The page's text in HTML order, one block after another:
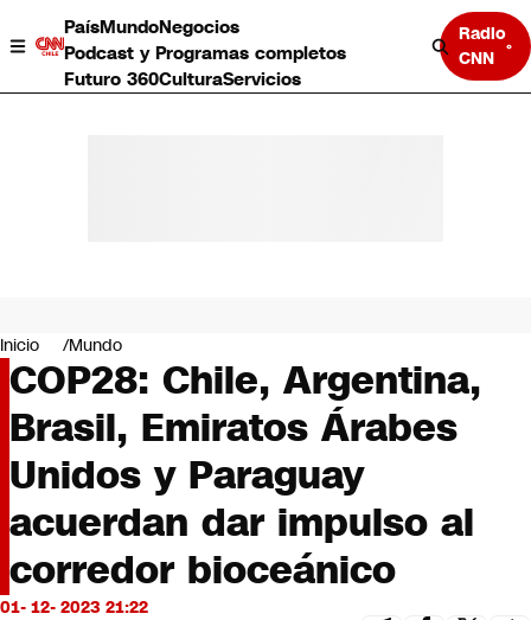
PaísMundoNegocios
Podcast y Programas completos
Futuro 360CulturaServicios
Radio
CNN
Negocios
Deportes
Programas completos
Cultura
Servicios
Bits
CNN tiempo
Opinión
Inicio Mundo
COP28: Chile, Argentina,
Brasil, Emiratos Árabes
Unidos y Paraguay
acuerdan dar impulso al
corredor bioceánico
01- 12- 2023 21:22